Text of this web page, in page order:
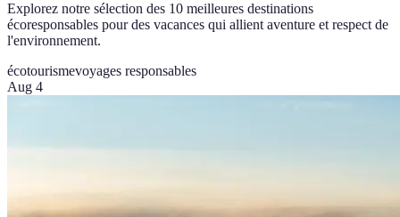
Explorez notre sélection des 10 meilleures destinations
écoresponsables pour des vacances qui allient aventure et respect de
l'environnement.
écotourismevoyages responsables
Aug 4